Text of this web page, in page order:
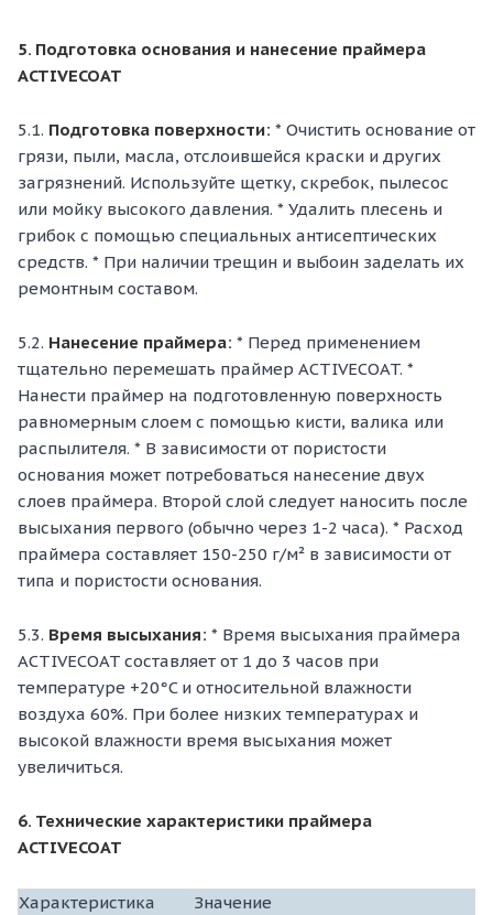
5. Подготовка основания и нанесение праймера
ACTIVECOAT
5.1. Подготовка поверхности: * Очистить основание от
грязи, пыли, масла, отслоившейся краски и других
загрязнений. Используйте щетку, скребок, пылесос
или мойку высокого давления. * Удалить плесень и
грибок с помощью специальных антисептических
средств. * При наличии трещин и выбоин заделать их
ремонтным составом.
5.2. Нанесение праймера: * Перед применением
тщательно перемешать праймер ACTIVECOAT. *
Нанести праймер на подготовленную поверхность
равномерным слоем с помощью кисти, валика или
распылителя. * В зависимости от пористости
основания может потребоваться нанесение двух
слоев праймера. Второй слой следует наносить после
высыхания первого (обычно через 1-2 часа). * Расход
праймера составляет 150-250 г/м² в зависимости от
типа и пористости основания.
5.3. Время высыхания: * Время высыхания праймера
ACTIVECOAT составляет от 1 до 3 часов при
температуре +20°C и относительной влажности
воздуха 60%. При более низких температурах и
высокой влажности время высыхания может
увеличиться.
6. Технические характеристики праймера
ACTIVECOAT
Характеристика
Значение